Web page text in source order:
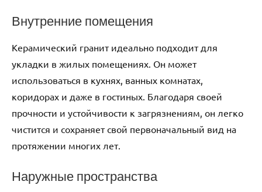
Внутренние помещения
Керамический гранит идеально подходит для
укладки в жилых помещениях. Он может
использоваться в кухнях, ванных комнатах,
коридорах и даже в гостиных. Благодаря своей
прочности и устойчивости к загрязнениям, он легко
чистится и сохраняет свой первоначальный вид на
протяжении многих лет.
Наружные пространства